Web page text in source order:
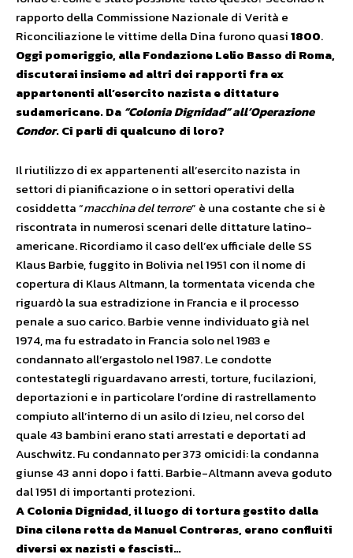
rapporto della Commissione Nazionale di Verità e
Riconciliazione le vittime della Dina furono quasi1800.
Oggi pomeriggio, alla Fondazione Lelio Basso di Roma,
discuterai insieme ad altri dei rapporti fra ex
appartenenti all’esercito nazista e dittature
sudamericane. Da “Colonia Dignidad” all’Operazione
Condor. Ci parli di qualcuno di loro?
Il riutilizzo di ex appartenenti all’esercito nazista in
settori di pianificazione o in settori operativi della
cosiddetta “macchina del terrore” è una costante che si è
riscontrata in numerosi scenari delle dittature latino-
americane. Ricordiamo il caso dell’ex ufficiale delle SS
Klaus Barbie, fuggito in Bolivia nel 1951 con il nome di
copertura di Klaus Altmann, la tormentata vicenda che
riguardò la sua estradizione in Francia e il processo
penale a suo carico. Barbie venne individuato già nel
1974, ma fu estradato in Francia solo nel 1983 e
condannato all’ergastolo nel 1987. Le condotte
contestategli riguardavano arresti, torture, fucilazioni,
deportazioni e in particolare l’ordine di rastrellamento
compiuto all’interno di un asilo di Izieu, nel corso del
quale 43 bambini erano stati arrestati e deportati ad
Auschwitz. Fu condannato per 373 omicidi: la condanna
giunse 43 anni dopo i fatti. Barbie-Altmann aveva goduto
dal 1951 di importanti protezioni.
A Colonia Dignidad, il luogo di tortura gestito dalla
Dina cilena retta da Manuel Contreras, erano confluiti
diversi ex nazisti e fascisti…